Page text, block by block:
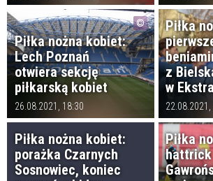
Piłka nożna kobiet:
Lech Poznań
otwiera sekcję
piłkarską kobiet
26.08.2021, 18:30
Piłka
z
w
22.08.2021,
Piłka nożna kobiet:
porażka Czarnych
Sosnowiec, koniec
Piłka
hattrick